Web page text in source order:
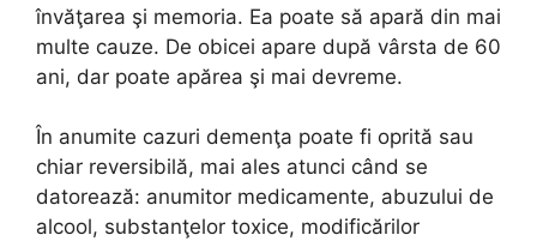
învăţarea şi memoria. Ea poate să apară din mai
multe cauze. De obicei apare după vârsta de 60
ani, dar poate apărea şi mai devreme.
În anumite cazuri demenţa poate fi oprită sau
chiar reversibilă, mai ales atunci când se
datorează: anumitor medicamente, abuzului de
alcool, substanţelor toxice, modificărilor